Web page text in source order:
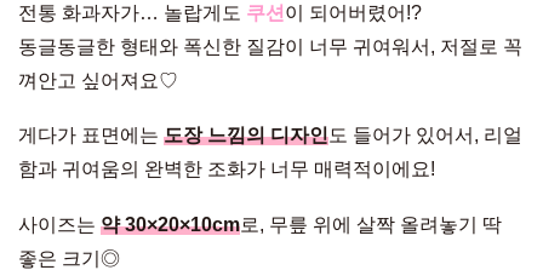
전통 화과자가… 놀랍게도 쿠션 이 되어버렸어!?
동글동글한 형태와 폭신한 질감이 너무 귀여워서, 저절로 꼭
껴안고 싶어져요♡
게다가 표면에는 도장 느낌의 디자인도 들어가 있어서, 리얼
함과 귀여움의 완벽한 조화가 너무 매력적이에요!
사이즈는 약 30×20×10cm로, 무릎 위에 살짝 올려놓기 딱
좋은 크기◎